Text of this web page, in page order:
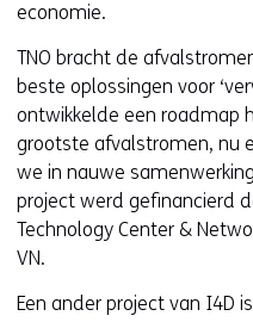
economie.
TNO bracht de
beste oplossingen voor
ontwikkelde een roadmap
grootste afvalstromen, nu
we in nauwe
project werd gefinancierd
Technology Center &
VN.
Een ander project van I4D